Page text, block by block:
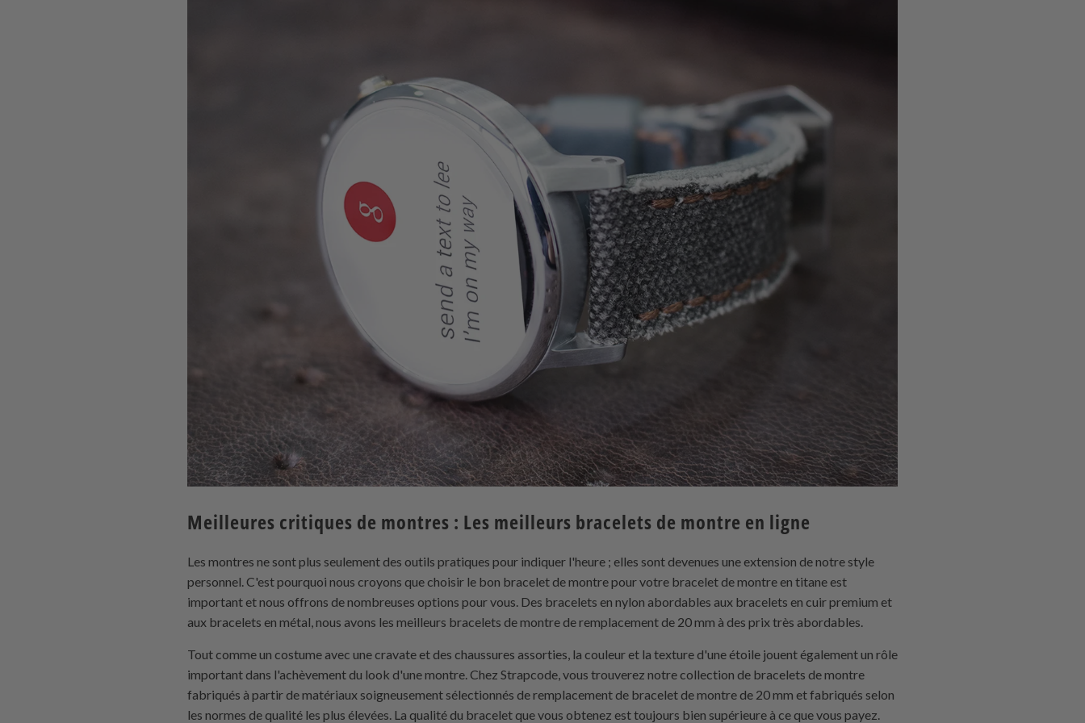
Meilleures critiques de montres : Les meilleurs bracelets de montre en ligne
Les montres ne sont plus seulement des outils pratiques pour indiquer l'heure ; elles sont devenues une extension de notre style
personnel. C'est pourquoi nous croyons que choisir le bon bracelet de montre pour votre bracelet de montre en titane est
important et nous offrons de nombreuses options pour vous. Des bracelets en nylon abordables aux bracelets en cuir premium et
aux bracelets en métal, nous avons les meilleurs bracelets de montre de remplacement de 20 mm à des prix très abordables.
Tout comme un costume avec une cravate et des chaussures assorties, la couleur et la texture d'une étoile jouent également un rôle
important dans l'achèvement du look d'une montre. Chez Strapcode, vous trouverez notre collection de bracelets de montre
fabriqués à partir de matériaux soigneusement sélectionnés de remplacement de bracelet de montre de 20 mm et fabriqués selon
les normes de qualité les plus élevées. La qualité du bracelet que vous obtenez est toujours bien supérieure à ce que vous payez.